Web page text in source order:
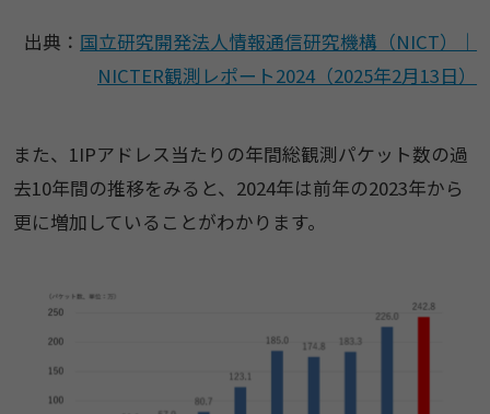
出典： 国立研究開発法人情報通信研究機構（NICT）｜
NICTER観測レポート2024（2025年2月13日）
また、1IPアドレス当たりの年間総観測パケット数の過
去10年間の推移をみると、2024年は前年の2023年から
更に増加していることがわかります。